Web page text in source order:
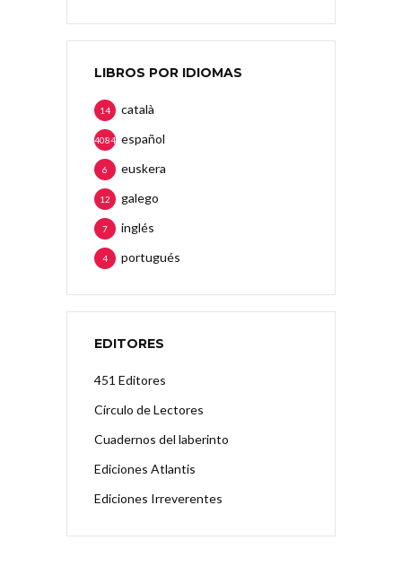
LIBROS POR IDIOMAS
català
14
español
4084
euskera
6
galego
12
inglés
7
portugués
4
EDITORES
451 Editores
Círculo de Lectores
Cuadernos del laberinto
Ediciones Atlantis
Ediciones Irreverentes